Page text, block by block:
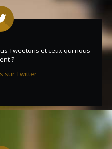
Tweetons et ceux qui nous
?
sur Twitter